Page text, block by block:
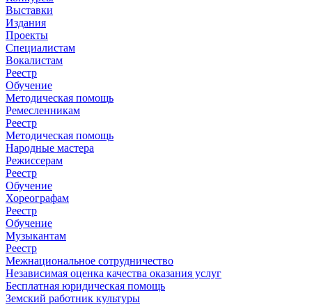
Выставки
Издания
Проекты
Специалистам
Вокалистам
Реестр
Обучение
Методическая помощь
Ремесленникам
Реестр
Методическая помощь
Народные мастера
Режиссерам
Реестр
Обучение
Хореографам
Реестр
Обучение
Музыкантам
Реестр
Межнациональное сотрудничество
Независимая оценка качества оказания услуг
Бесплатная юридическая помощь
Земский работник культуры